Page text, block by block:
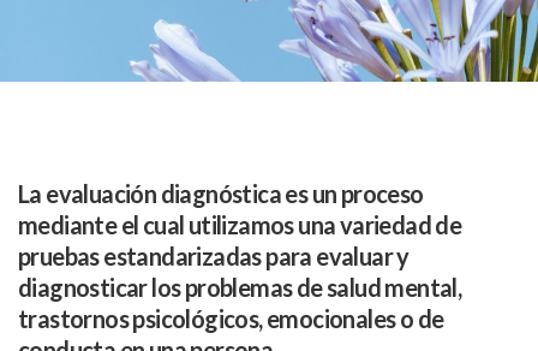
La evaluación diagnóstica es un proceso
mediante el cual utilizamos una variedad de
pruebas estandarizadas para evaluar y
diagnosticar los problemas de salud mental,
trastornos psicológicos, emocionales o de